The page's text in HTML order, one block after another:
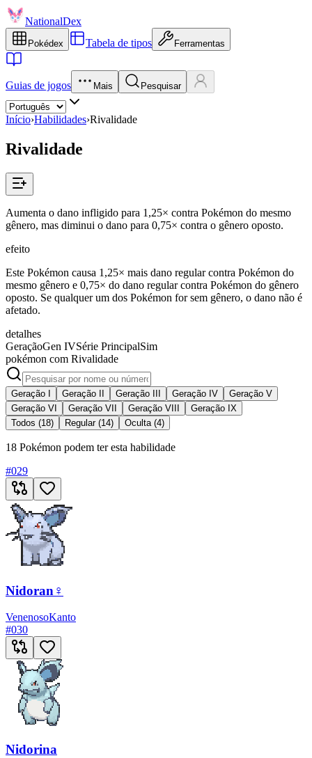
NationalDex
Pokédex Tabela de tipos Ferramentas
Guias de jogos Mais Pesquisar
Início›Habilidades›Rivalidade
Rivalidade
Aumenta o dano infligido para 1,25× contra Pokémon do mesmo
gênero, mas diminui o dano para 0,75× contra o gênero oposto.
efeito
Este Pokémon causa 1,25× mais dano regular contra Pokémon do
mesmo gênero e 0,75× do dano regular contra Pokémon do gênero
oposto. Se qualquer um dos Pokémon for sem gênero, o dano não é
afetado.
detalhes
GeraçãoGen IVSérie PrincipalSim
pokémon com Rivalidade
Geração I Geração II Geração III Geração IV
Geração V
Geração VI
Geração VII Geração VIII
Geração IX
Todos (18)
Regular (14) Oculta (4)
18 Pokémon podem ter esta habilidade
#029
Nidoran♀
VenenosoKanto
#030
Nidorina